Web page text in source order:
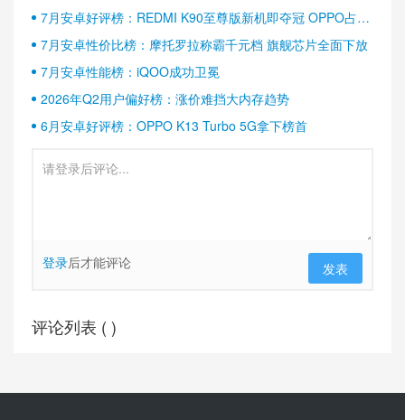
7月安卓好评榜：REDMI K90至尊版新机即夺冠 OPPO占据
半壁江山
7月安卓性价比榜：摩托罗拉称霸千元档 旗舰芯片全面下放
7月安卓性能榜：iQOO成功卫冕
2026年Q2用户偏好榜：涨价难挡大内存趋势
6月安卓好评榜：OPPO K13 Turbo 5G拿下榜首
登录后才能评论 发表
评论列表 ( )